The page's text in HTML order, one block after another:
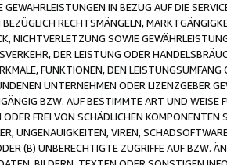
GEWÄHRLEISTUNGEN IN BEZUG AUF DIE
RECHTSMÄNGELN,
NICHTVERLETZUNG SOWIE
DER LEISTUNG ODER
FUNKTIONEN, DEN
UNTERNEHMEN ODER LIZENZGEBER
BZW. AUF BESTIMMTE ART UND
ODER FREI VON SCHÄDLICHEN
UNGENAUIGKEITEN, VIREN,
(B) UNBERECHTIGTE ZUGRIFFE AUF BZW.